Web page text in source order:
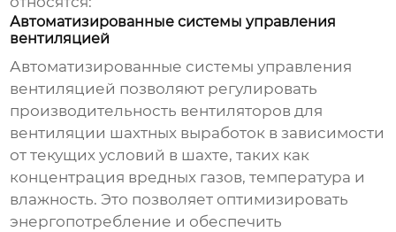
Автоматизированные системы управления
вентиляцией
Автоматизированные системы управления
вентиляцией позволяют регулировать
производительность вентиляторов для
вентиляции шахтных выработок в зависимости
от текущих условий в шахте, таких как
концентрация вредных газов, температура и
влажность. Это позволяет оптимизировать
энергопотребление и обеспечить